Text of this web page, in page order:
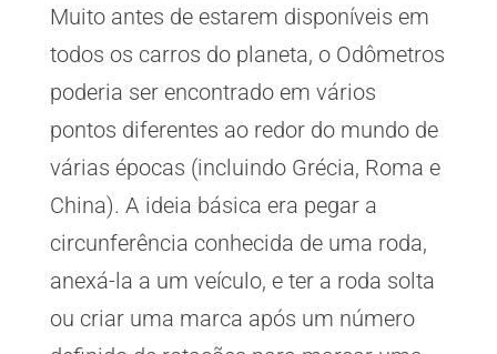
Muito antes de estarem disponíveis em
todos os carros do planeta, o Odômetros
poderia ser encontrado em vários
pontos diferentes ao redor do mundo de
várias épocas (incluindo Grécia, Roma e
China). A ideia básica era pegar a
circunferência conhecida de uma roda,
anexá-la a um veículo, e ter a roda solta
ou criar uma marca após um número